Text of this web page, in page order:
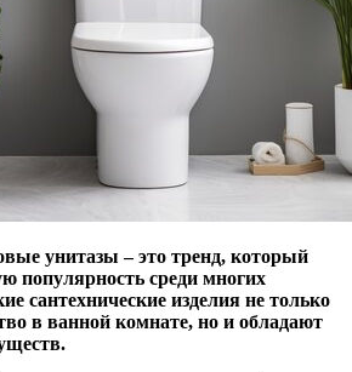
унитазы – это тренд, который
популярность среди многих
сантехнические изделия не только
в ванной комнате, но и обладают